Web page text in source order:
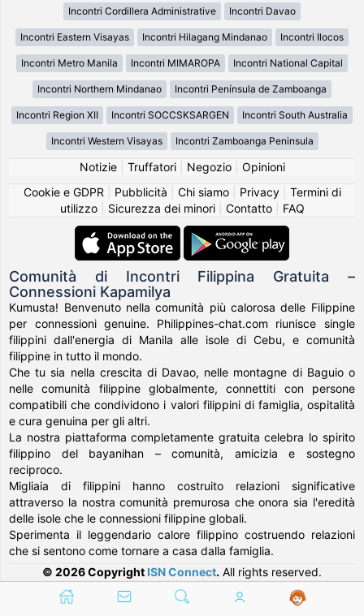
Incontri Cordillera Administrative Incontri Davao
Incontri Eastern Visayas Incontri Hilagang Mindanao Incontri Ilocos
Incontri Metro Manila Incontri MIMAROPA Incontri National Capital
Incontri Northern Mindanao Incontri Península de Zamboanga
Incontri Region XII Incontri SOCCSKSARGEN Incontri South Australia
Incontri Western Visayas Incontri Zamboanga Peninsula
Notizie| Truffatori| Negozio| Opinioni
Cookie e GDPR
Pubblicità Chi siamo| Privacy| Termini di
utilizzo| Sicurezza dei minori| Contatto| FAQ
Comunità di Incontri Filippina Gratuita –
Connessioni Kapamilya
Kumusta! Benvenuto nella comunità più calorosa delle Filippine
per connessioni genuine. Philippines-chat.com riunisce single
filippini dall'energia di Manila alle isole di Cebu, e comunità
filippine in tutto il mondo.
Che tu sia nella crescita di Davao, nelle montagne di Baguio o
nelle comunità filippine globalmente, connettiti con persone
compatibili che condividono i valori filippini di famiglia, ospitalità
e cura genuina per gli altri.
La nostra piattaforma completamente gratuita celebra lo spirito
filippino del bayanihan – comunità, amicizia e sostegno
reciproco.
Migliaia di filippini hanno costruito relazioni significative
attraverso la nostra comunità premurosa che onora sia l'eredità
delle isole che le connessioni filippine globali.
Sperimenta il leggendario calore filippino costruendo relazioni
che si sentono come tornare a casa dalla famiglia.
© 2026 Copyright ISN Connect. All rights reserved.